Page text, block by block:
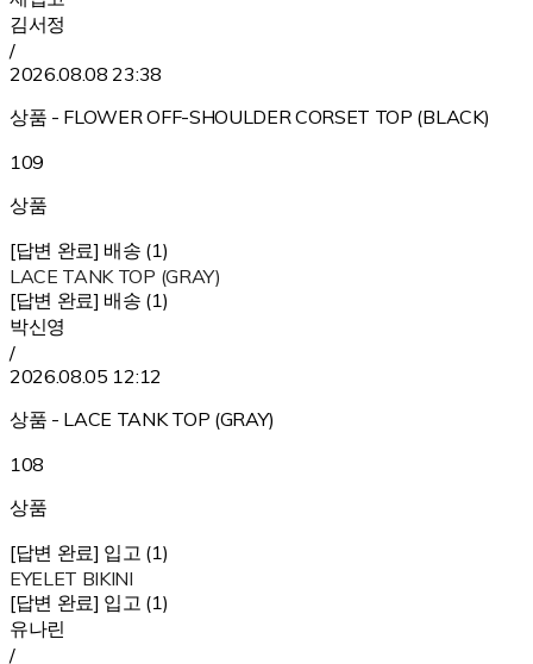
김서정
/
2026.08.08 23:38
상품 - FLOWER OFF-SHOULDER CORSET TOP (BLACK)
109
상품
[답변 완료] 배송 (1)
LACE TANK TOP (GRAY)
[답변 완료] 배송 (1)
박신영
/
2026.08.05 12:12
상품 - LACE TANK TOP (GRAY)
108
상품
[답변 완료] 입고 (1)
EYELET BIKINI
[답변 완료] 입고 (1)
유나린
/